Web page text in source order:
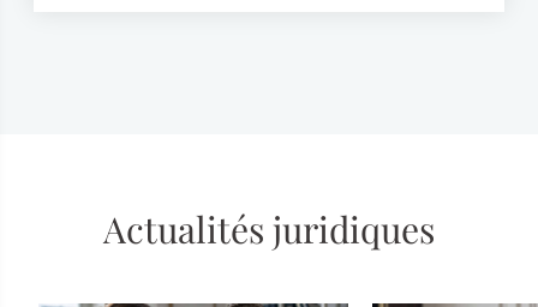
Actualités juridiques